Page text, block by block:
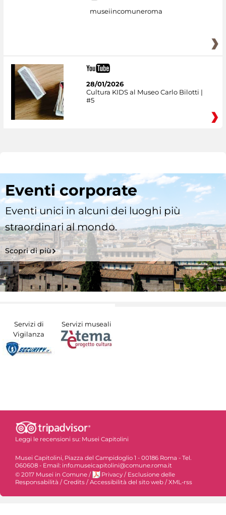
museiincomuneroma
28/01/2026
Cultura KIDS al Museo Carlo Bilotti |
#5
Eventi corporate
Eventi unici in alcuni dei luoghi più
straordinari al mondo.
Scopri di più
Servizi di
Vigilanza
Servizi museali
Leggi le recensioni su: Musei Capitolini
Musei Capitolini, Piazza del Campidoglio 1 - 00186 Roma - Tel.
060608 - Email: info.museicapitolini@comune.roma.it
© 2017 Musei in Comune / Privacy / Esclusione delle
Responsabilità /Credits /Accessibilità del sito web /XML-rss